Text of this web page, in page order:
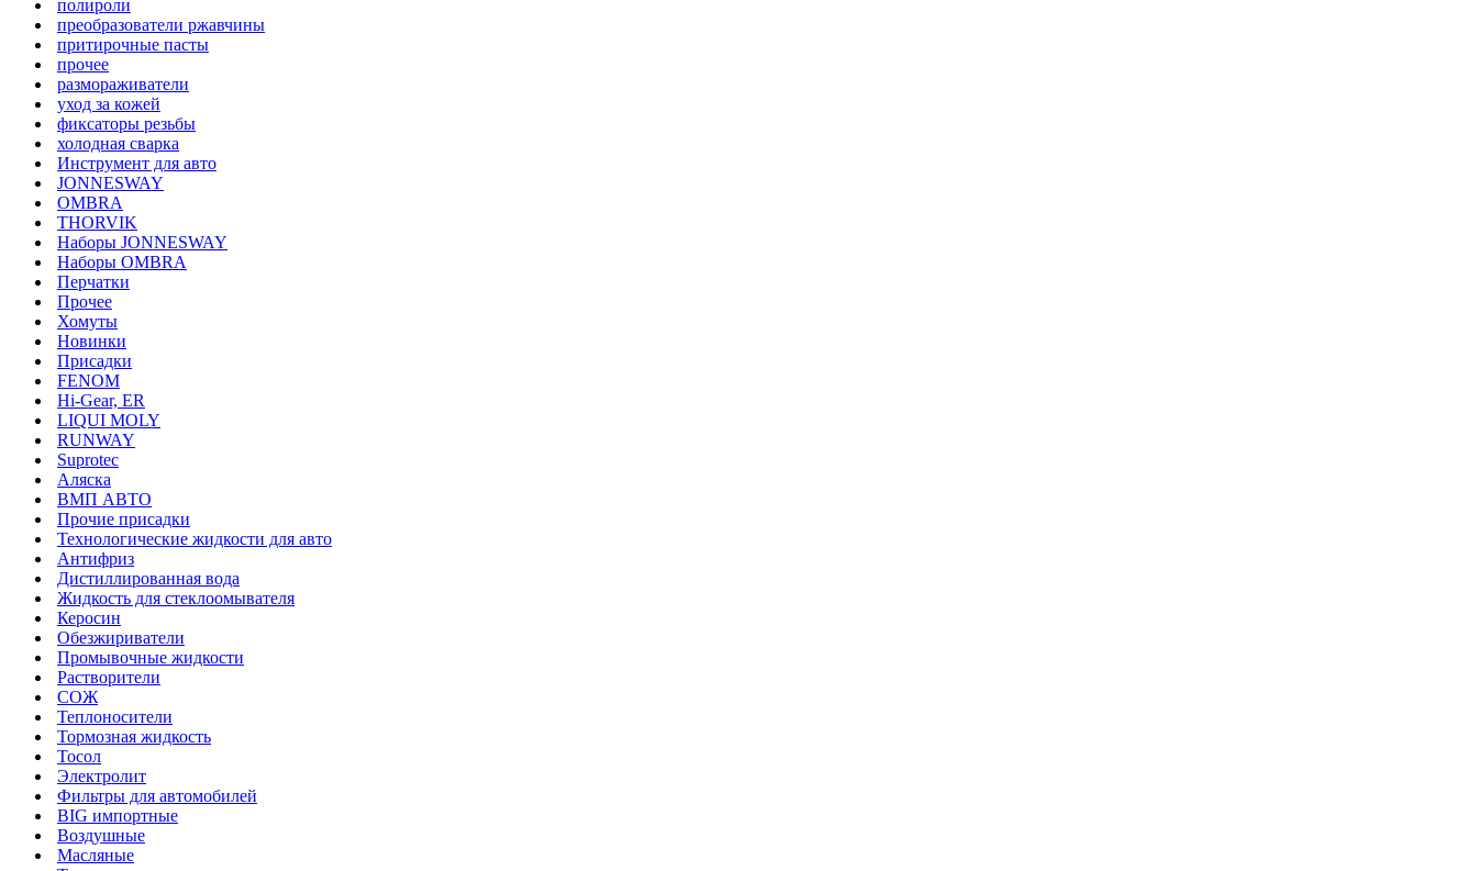
полироли
преобразователи ржавчины
притирочные пасты
прочее
размораживатели
уход за кожей
фиксаторы резьбы
холодная сварка
Инструмент для авто
JONNESWAY
OMBRA
THORVIK
Наборы JONNESWAY
Наборы OMBRA
Перчатки
Прочее
Хомуты
Новинки
Присадки
FENOM
Hi-Gear, ER
LIQUI MOLY
RUNWAY
Suprotec
Аляска
ВМП АВТО
Прочие присадки
Технологические жидкости для авто
Антифриз
Дистиллированная вода
Жидкость для стеклоомывателя
Керосин
Обезжириватели
Промывочные жидкости
Растворители
СОЖ
Теплоносители
Тормозная жидкость
Тосол
Электролит
Фильтры для автомобилей
BIG импортные
Воздушные
Масляные